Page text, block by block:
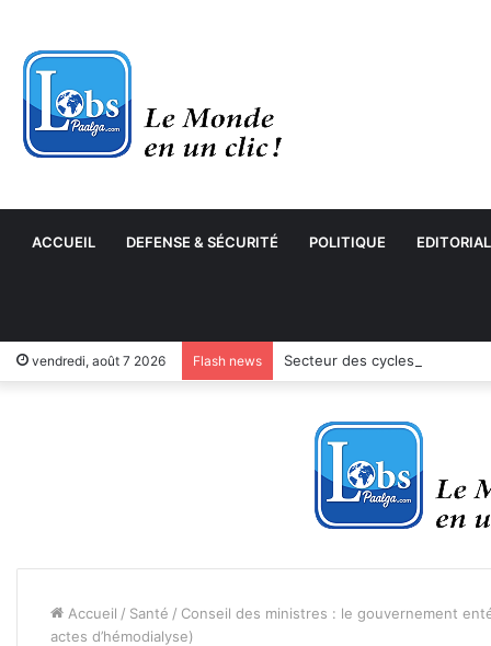
ACCUEIL DEFENSE & SÉCURITÉ POLITIQUE EDITORIAL
vendredi, août 7 2026 Flash news Secteur des cycles et
Accueil / Santé / Conseil des ministres : le gouvernement
actes d’hémodialyse)